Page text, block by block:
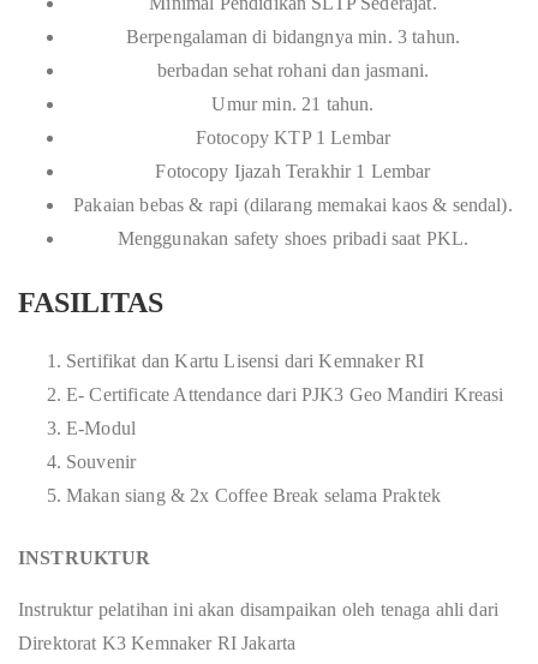
Berpengalaman di bidangnya min. 3 tahun.
berbadan sehat rohani dan jasmani.
Umur min. 21 tahun.
Fotocopy KTP 1 Lembar
Fotocopy Ijazah Terakhir 1 Lembar
Pakaian bebas & rapi (dilarang memakai kaos & sendal).
Menggunakan safety shoes pribadi saat PKL.
FASILITAS
Sertifikat dan Kartu Lisensi dari Kemnaker RI
E- Certificate Attendance dari PJK3 Geo Mandiri Kreasi
E-Modul
Souvenir
Makan siang & 2x Coffee Break selama Praktek
INSTRUKTUR
Instruktur pelatihan ini akan disampaikan oleh tenaga ahli dari
Direktorat K3 Kemnaker RI Jakarta